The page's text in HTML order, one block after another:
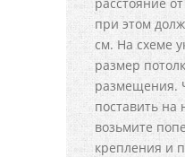
при этом
см. На схеме
размер
размещения.
поставить на
возьмите
крепления и